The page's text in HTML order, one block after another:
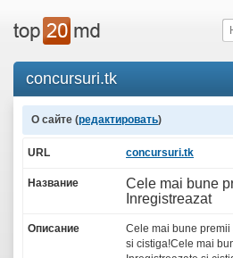
concursuri.tk
О сайте (редактировать)
URL concursuri.tk
Название
Cele mai bune
Inregistreazat
Описание
Cele mai bune premii
si cistiga!Cele mai